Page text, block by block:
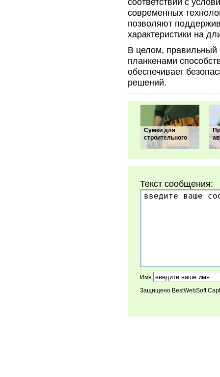
соответствии с
современных
позволяют
характеристики на
В целом, правильный
планкенами
обеспечивает
решений.
Сумки для
строительного
Текст сообщения:
Имя:
Защищено BestWebSoft